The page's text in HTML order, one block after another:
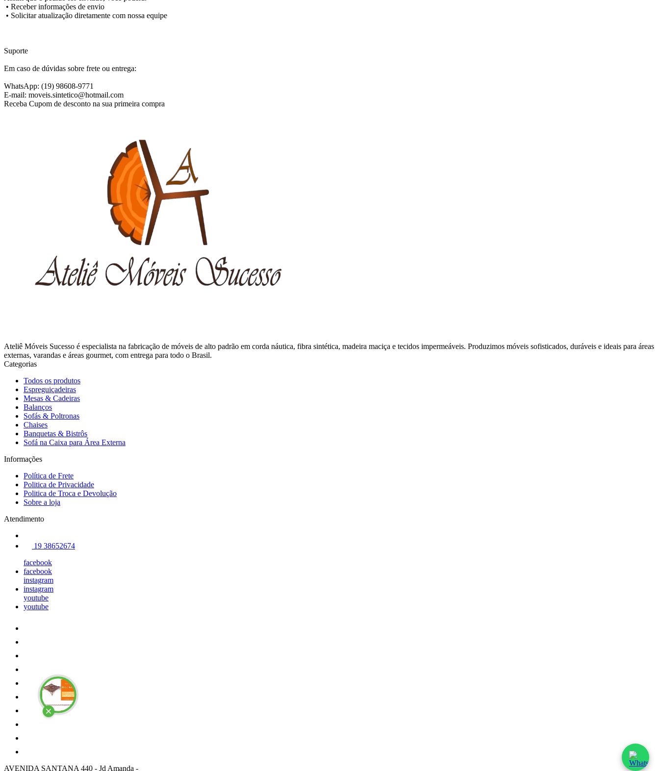
• Receber informações de envio
• Solicitar atualização diretamente com nossa equipe
Suporte
Em caso de dúvidas sobre frete ou entrega:
WhatsApp: (19) 98608-9771
E-mail: moveis.sintetico@hotmail.com
Receba Cupom de desconto na sua primeira compra
Ateliê Móveis Sucesso é especialista na fabricação de móveis de alto padrão em corda náutica, fibra sintética, madeira maciça e tecidos impermeáveis. Produzimos móveis sofisticados, duráveis e ideais para áreas
externas, varandas e áreas gourmet, com entrega para todo o Brasil.
Categorias
Todos os produtos
Espreguiçadeiras
Mesas & Cadeiras
Balanços
Sofás & Poltronas
Chaises
Banquetas & Bistrôs
Sofá na Caixa para Área Externa
Informações
Política de Frete
Politica de Privacidade
Politica de Troca e Devolução
Sobre a loja
Atendimento
19 38652674
facebook
facebook
instagram
instagram
youtube
youtube
AVENIDA SANTANA 440 - Jd Amanda -